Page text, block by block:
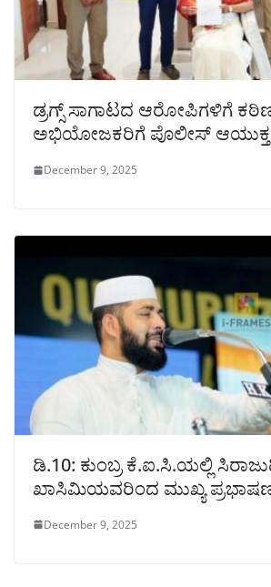
ಡ್ರಗ್ಸ್‌ ಸಾಗಾಟದ ಆರೋಪಿಗಳಿಗೆ
ಅಭಿಯೋಜಕರಿಗೆ ಪೊಲೀಸ್
December 9, 2025
ಡಿ.10: ಕುಂಬ್ರ ಕೆ.ಐ.ಸಿ.ಯಲ್ಲಿ
ಖಾಸಿಮಿಯವರಿಂದ ಮುಖ್ಯ
December 9, 2025